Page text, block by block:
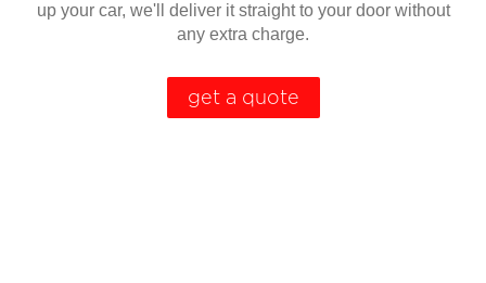
up your car, we'll deliver it straight to your door without
any extra charge.
get a quote